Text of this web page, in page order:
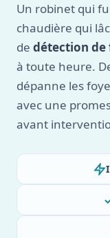
Un robinet qui
chaudière qui
de détection
à toute heure.
dépanne les
avec une
avant